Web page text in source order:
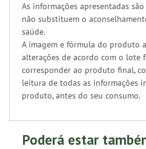
As informações apresentadas
não substituem o
saúde.
A imagem e fórmula do produto
alterações de acordo com o lote
corresponder ao produto final,
leitura de todas as informações
produto, antes do seu consumo.
Poderá estar